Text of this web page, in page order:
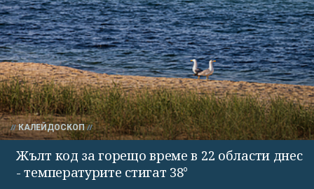
КАЛЕЙДОСКОП
Жълт код за горещо време в 22 области днес
- температурите стигат 38°